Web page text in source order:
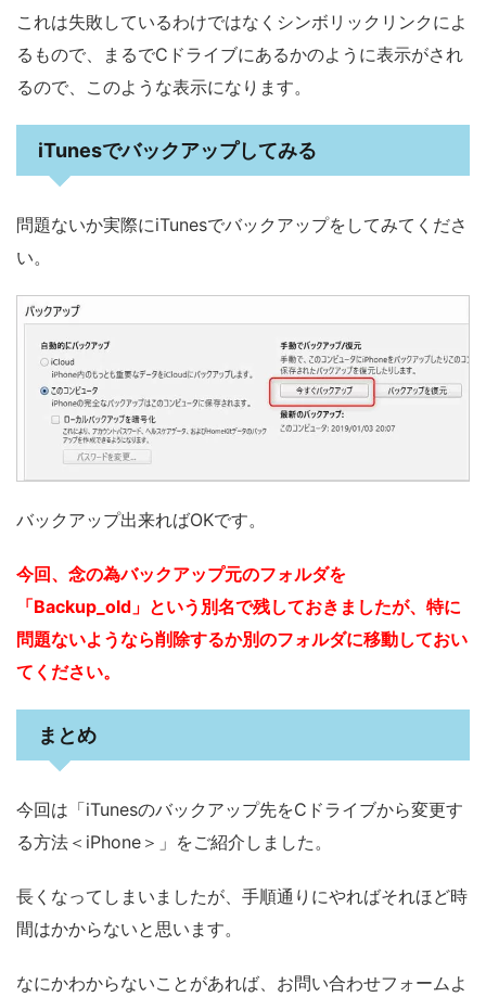
これは失敗しているわけではなくシンボリックリンクによ
るもので、まるでCドライブにあるかのように表示がされ
るので、このような表示になります。
iTunesでバックアップしてみる
問題ないか実際にiTunesでバックアップをしてみてくださ
い。
バックアップ出来ればOKです。
今回、念の為バックアップ元のフォルダを
「Backup_old」という別名で残しておきましたが、特に
問題ないようなら削除するか別のフォルダに移動しておい
てください。
まとめ
今回は「iTunesのバックアップ先をCドライブから変更す
る方法＜iPhone＞」をご紹介しました。
長くなってしまいましたが、手順通りにやればそれほど時
間はかからないと思います。
なにかわからないことがあれば、お問い合わせフォームよ